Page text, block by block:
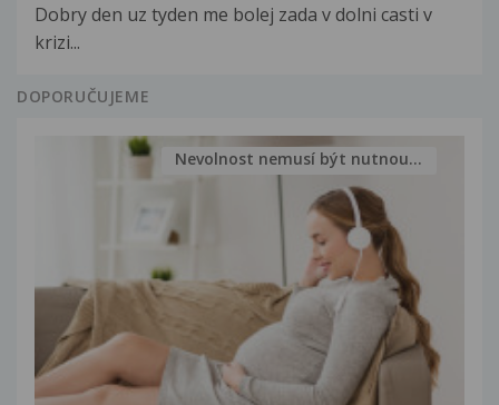
Dobry den uz tyden me bolej zada v dolni casti v
krizi...
DOPORUČUJEME
Nevolnost nemusí být nutnou...